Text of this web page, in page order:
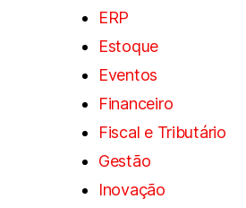
ERP
Estoque
Eventos
Financeiro
Fiscal e Tributário
Gestão
Inovação